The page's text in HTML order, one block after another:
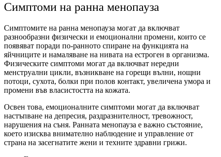
Симптоми на ранна менопауза
Симптомите на ранна менопауза могат да включват
разнообразни физически и емоционални промени, които се
появяват поради по-ранното спиране на функцията на
яйчниците и намаляване на нивата на естроген в организма.
Физическите симптоми могат да включват нередни
менструални цикли, възникване на горещи вълни, нощни
потоци, сухота, болки при полов контакт, увеличена умора и
промени във власистостта на кожата.
Освен това, емоционалните симптоми могат да включват
настъпване на депресия, раздразнителност, тревожност,
нарушения на съня. Ранната менопауза е важно състояние,
което изисква внимателно наблюдение и управление от
страна на засегнатите жени и техните здравни грижи.